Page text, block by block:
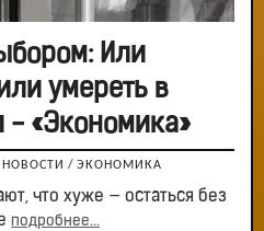
Или
умереть в
- «Экономика»
/ ЭКОНОМИКА
что хуже — остаться без
подробнее...